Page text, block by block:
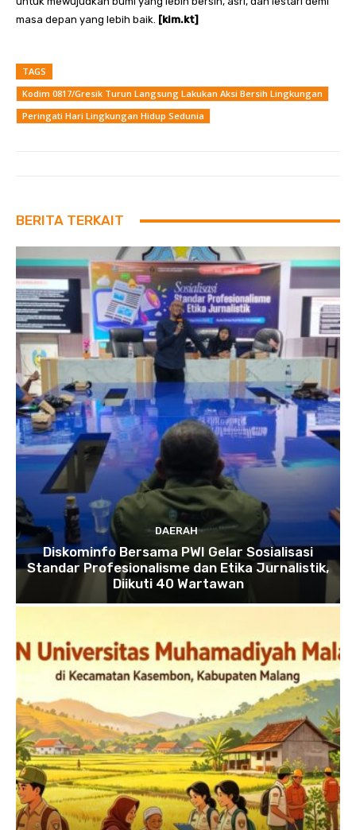
masa depan yang lebih baik. [kim.kt]
TAGS
Kodim 0817/Gresik Turun Langsung Lakukan Aksi Bersih Lingkungan
Peringati Hari Lingkungan Hidup Sedunia
BERITA TERKAIT
DAERAH
Diskominfo Bersama PWI Gelar Sosialisasi
Standar Profesionalisme dan Etika Jurnalistik,
Diikuti 40 Wartawan